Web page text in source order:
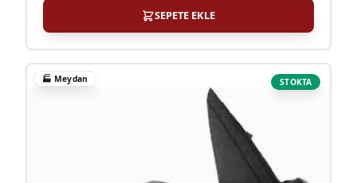
SEPETE EKLE
STOKTA
🏭 Meydan